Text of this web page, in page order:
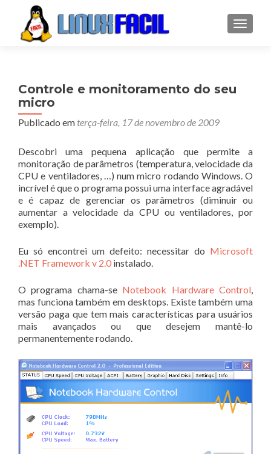
Controle e monitoramento do seu
micro
Publicado em terça-feira, 17 de novembro de 2009
Descobri uma pequena aplicação que permite a
monitoração de parâmetros (temperatura, velocidade da
CPU e ventiladores, …) num micro rodando Windows. O
incrível é que o programa possui uma interface agradável
e é capaz de gerenciar os parâmetros (diminuir ou
aumentar a velocidade da CPU ou ventiladores, por
exemplo).
Eu só encontrei um defeito: necessitar do Microsoft
.NET Framework v 2.0 instalado.
O programa chama-se Notebook Hardware Control,
mas funciona também em desktops. Existe também uma
versão paga que tem mais características para usuários
mais avançados ou que desejem mantê-lo
permanentemente rodando.